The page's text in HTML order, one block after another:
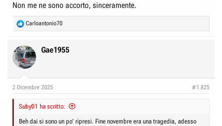
Non me ne sono accorto, sinceramente.
R
e
c
t
i
s
Carloantonio70
Gae1955
2 Dicembre 2025 #1.825
Suby01 ha scritto:
Beh dai si sono un po’ ripresi. Fine novembre era una tragedia, adesso